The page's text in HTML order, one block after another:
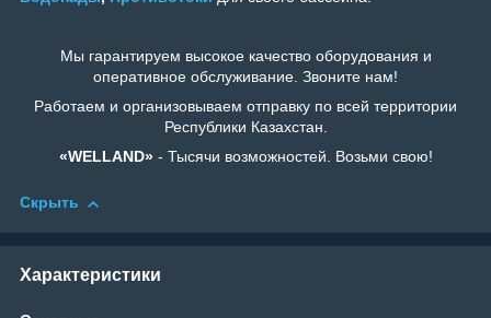
Мы гарантируем высокое качество оборудования и
оперативное обслуживание. Звоните нам!
Работаем и организовываем отправку по всей территории
Республики Казахстан.
«WELLAND»- Тысячи возможностей. Возьми свою!
Скрыть
Характеристики